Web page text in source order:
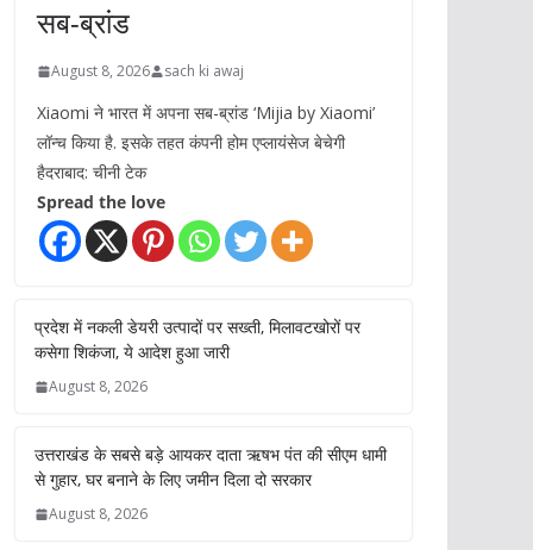
सब-ब्रांड
August 8, 2026 sach ki awaj
Xiaomi ने भारत में अपना सब-ब्रांड ‘Mijia by Xiaomi’
लॉन्च किया है. इसके तहत कंपनी होम एप्लायंसेज बेचेगी
हैदराबाद: चीनी टेक
Spread the love
प्रदेश में नकली डेयरी उत्पादों पर सख्ती, मिलावटखोरों पर
कसेगा शिकंजा, ये आदेश हुआ जारी
August 8, 2026
उत्तराखंड के सबसे बड़े आयकर दाता ऋषभ पंत की सीएम धामी
से गुहार, घर बनाने के लिए जमीन दिला दो सरकार
August 8, 2026